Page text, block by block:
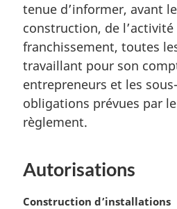
e
:
tenue d’informer, avant
construction, de l’activité
franchissement, toutes
travaillant pour son
entrepreneurs et les
obligations prévues par
règlement.
Autorisations
N
Construction d’installations